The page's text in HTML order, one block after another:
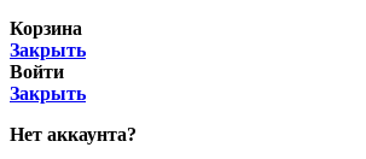
Корзина
Закрыть
Войти
Закрыть
Нет аккаунта?